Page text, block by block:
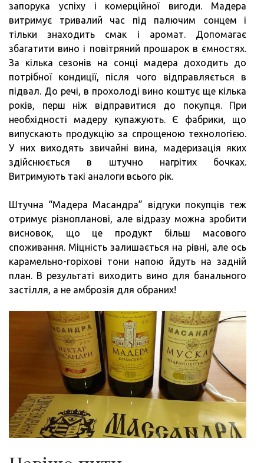
запорука успіху і комерційної вигоди. Мадера
витримує тривалий час під палючим сонцем і
тільки знаходить смак і аромат. Допомагає
збагатити вино і повітряний прошарок в ємностях.
За кілька сезонів на сонці мадера доходить до
потрібної кондиції, після чого відправляється в
підвал. До речі, в прохолоді вино коштує ще кілька
років, перш ніж відправитися до покупця. При
необхідності мадеру купажують. Є фабрики, що
випускають продукцію за спрощеною технологією.
У них виходять звичайні вина, мадеризація яких
здійснюється в штучно нагрітих бочках.
Витримують такі аналоги всього рік.
Штучна “Мадера Масандра” відгуки покупців теж
отримує різнопланові, але відразу можна зробити
висновок, що це продукт більш масового
споживання. Міцність залишається на рівні, але ось
карамельно-горіхові тони напою йдуть на задній
план. В результаті виходить вино для банального
застілля, а не амброзія для обраних!